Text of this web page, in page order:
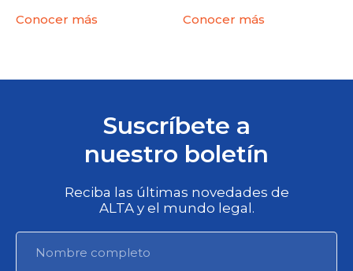
Conocer más
Conocer más
Suscríbete a
nuestro boletín
Reciba las últimas novedades de
ALTA y el mundo legal.